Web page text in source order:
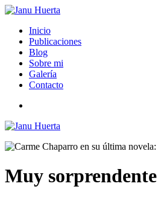
Inicio
Publicaciones
Blog
Sobre mi
Galería
Contacto
Muy